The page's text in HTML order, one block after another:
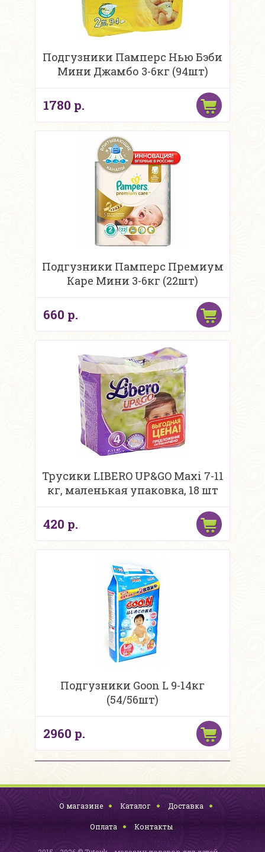
Подгузники Памперс Нью Бэби
Мини Джамбо 3-6кг (94шт)
1780 р.
Подгузники Памперс Премиум
Каре Мини 3-6кг (22шт)
660 р.
Трусики LIBERO UP&GO Maxi 7-11
кг, маленькая упаковка, 18 шт
420 р.
Подгузники Goon L 9-14кг
(54/56шт)
2960 р.
О магазине Каталог Доставка
Оплата Контакты